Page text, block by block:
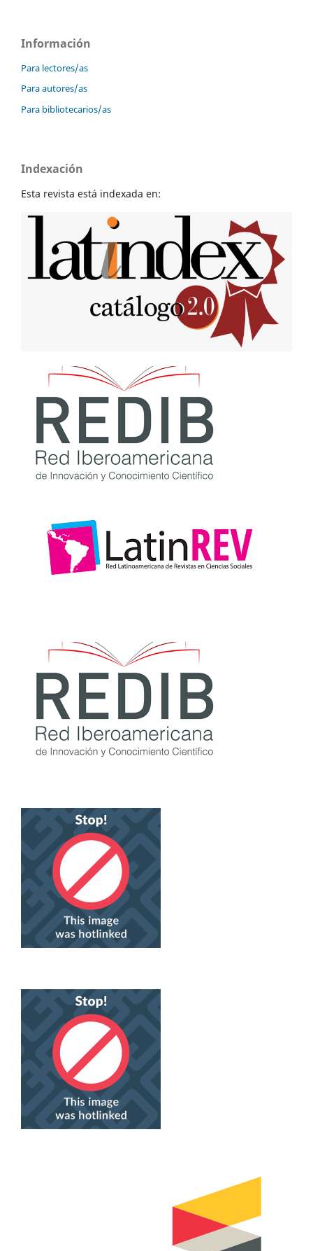
Información
Para lectores/as
Para autores/as
Para bibliotecarios/as
Indexación
Esta revista está indexada en: